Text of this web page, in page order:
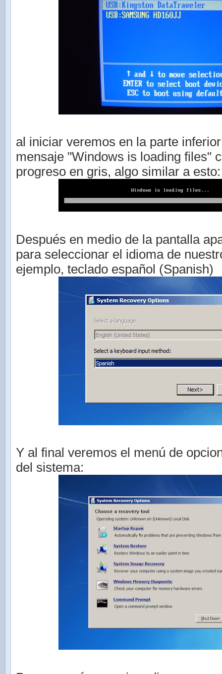
al iniciar veremos en la parte
mensaje "Windows is loading files"
progreso en gris, algo similar a esto:
Después en medio de la pantalla
para seleccionar el idioma de
ejemplo, teclado español (Spanish)
Y al final veremos el menú de
del sistema: